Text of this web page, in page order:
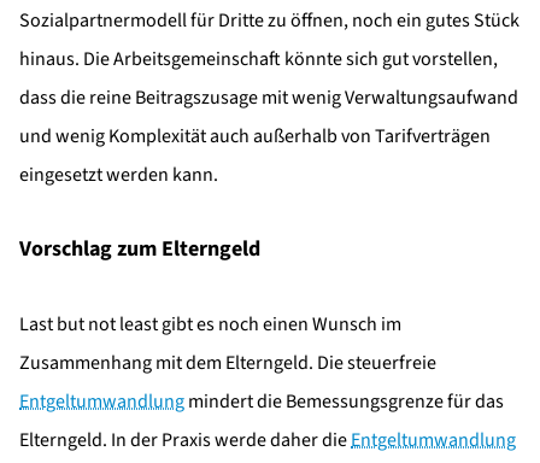
Sozialpartnermodell für Dritte zu öffnen, noch ein gutes Stück
hinaus. Die Arbeitsgemeinschaft könnte sich gut vorstellen,
dass die reine Beitragszusage mit wenig Verwaltungsaufwand
und wenig Komplexität auch außerhalb von Tarifverträgen
eingesetzt werden kann.
Vorschlag zum Elterngeld
Last but not least gibt es noch einen Wunsch im
Zusammenhang mit dem Elterngeld. Die steuerfreie
Entgeltumwandlungmindert die Bemessungsgrenze für das
Elterngeld. In der Praxis werde daher dieEntgeltumwandlung